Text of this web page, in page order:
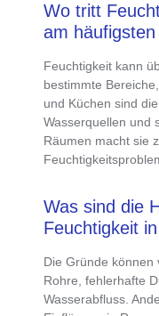
Wo tritt
am
Feuchtigkeit kann
bestimmte
und Küchen sind
Wasserquellen und
Räumen macht sie
Was sind die
Feuchtigkeit
Die Gründe können
Rohre,fehlerhafte
Wasserabfluss.